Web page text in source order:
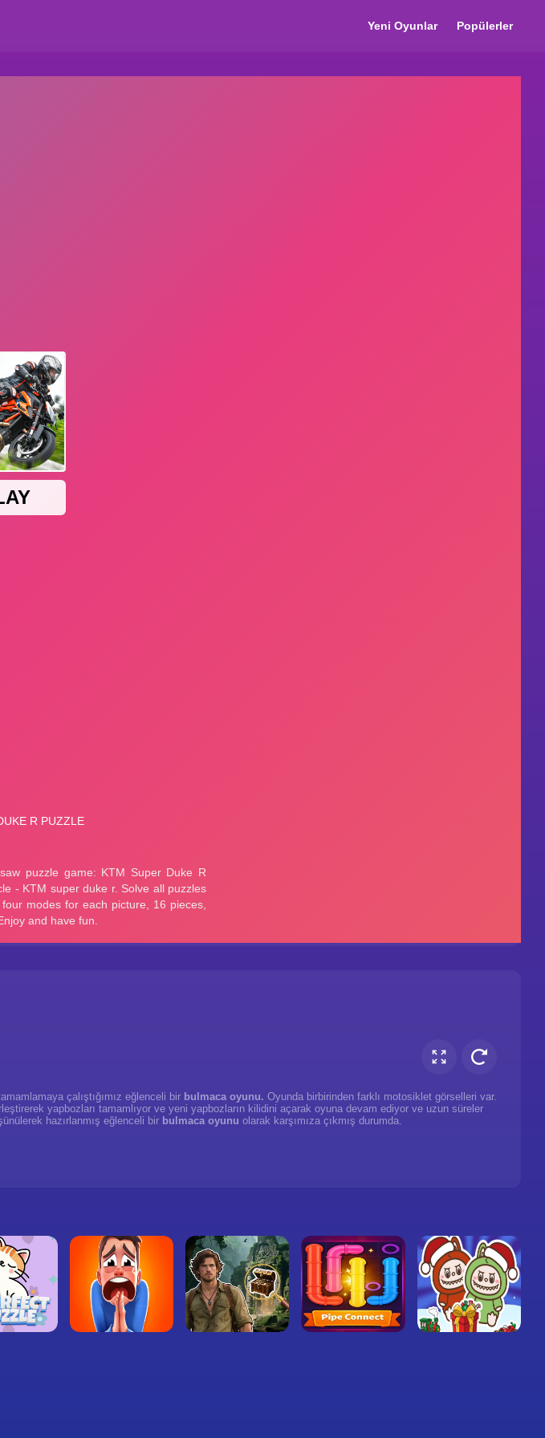
Yeni Oyunlar Popülerler
çalıştığımız eğlenceli bir bulmaca oyunu. Oyunda birbirinden farklı motosiklet görselleri var.
yapbozları tamamlıyor ve yeni yapbozların kilidini açarak oyuna devam ediyor ve uzun süreler
hazırlanmış eğlenceli bir bulmaca oyunu olarak karşımıza çıkmış durumda.